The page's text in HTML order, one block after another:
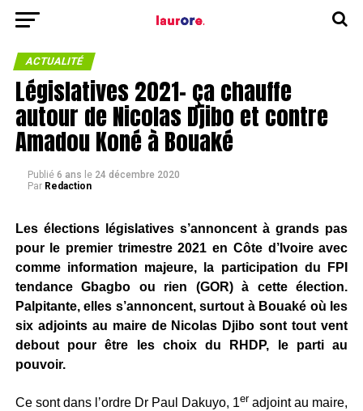
ACTUALITÉ
Législatives 2021- ça chauffe
autour de Nicolas Djibo et contre
Amadou Koné à Bouaké
Publié 6 ans le 24 décembre 2020
Par Redaction
Les élections législatives s’annoncent à grands pas
pour le premier trimestre 2021 en Côte d’Ivoire avec
comme information majeure, la participation du FPI
tendance Gbagbo ou rien (GOR) à cette élection.
Palpitante, elles s’annoncent, surtout à Bouaké où les
six adjoints au maire de Nicolas Djibo sont tout vent
debout pour être les choix du RHDP, le parti au
pouvoir.
Ce sont dans l’ordre Dr Paul Dakuyo, 1er adjoint au maire,